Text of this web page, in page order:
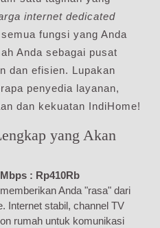
internet dedicated
fungsi yang Anda
Anda sebagai pusat
dan efisien. Lupakan
penyedia layanan,
dan kekuatan IndiHome!
yang Akan
: Rp410Rb
Anda "rasa" dari
Internet stabil, channel TV
rumah untuk komunikasi